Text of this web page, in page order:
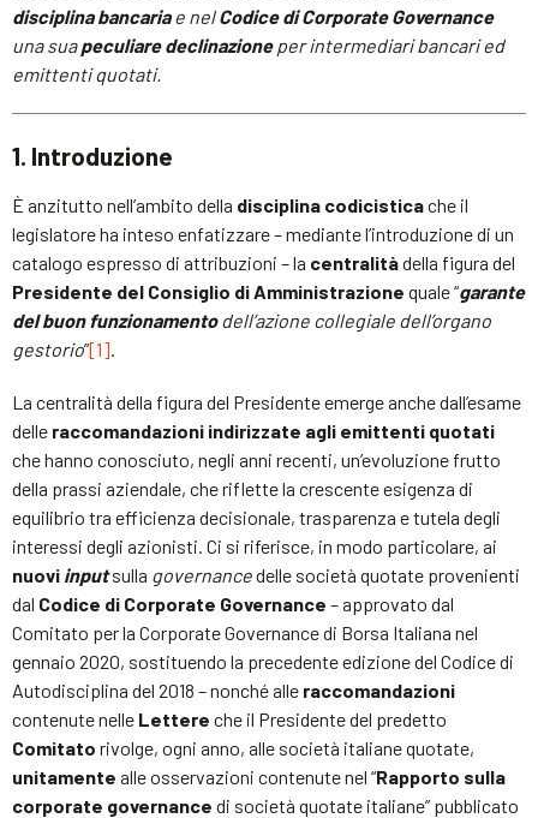
disciplina bancariae nelCodice di Corporate Governance
una suapeculiare declinazioneper intermediari bancari ed
emittenti quotati.
1. Introduzione
È anzitutto nell’ambito della disciplina codicisticache il
legislatore ha inteso enfatizzare – mediante l’introduzione di un
catalogo espresso di attribuzioni – la centralitàdella figura del
Presidente del Consiglio di Amministrazione quale “garante
del buon funzionamentodell’azione collegiale dell’organo
gestorio”[1].
La centralità della figura del Presidente emerge anche dall’esame
delle raccomandazioni indirizzate agli emittenti quotati
che hanno conosciuto, negli anni recenti, un’evoluzione frutto
della prassi aziendale, che riflette la crescente esigenza di
equilibrio tra efficienza decisionale, trasparenza e tutela degli
interessi degli azionisti. Ci si riferisce, in modo particolare, ai
nuovi inputsulla governancedelle società quotate provenienti
dal Codice di Corporate Governance – approvato dal
Comitato per la Corporate Governance di Borsa Italiana nel
gennaio 2020, sostituendo la precedente edizione del Codice di
Autodisciplina del 2018 – nonché alle raccomandazioni
contenute nelle Lettere che il Presidente del predetto
Comitato rivolge, ogni anno, alle società italiane quotate,
unitamente alle osservazioni contenute nel “Rapporto sulla
corporate governance di società quotate italiane” pubblicato